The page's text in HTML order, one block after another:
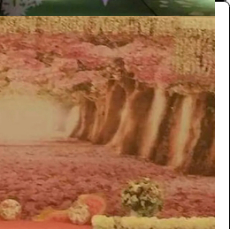
كوشة
الفعاليات والحفلات
880
/ اليوم
الرياض
ابو يحيى
0.0 (0)